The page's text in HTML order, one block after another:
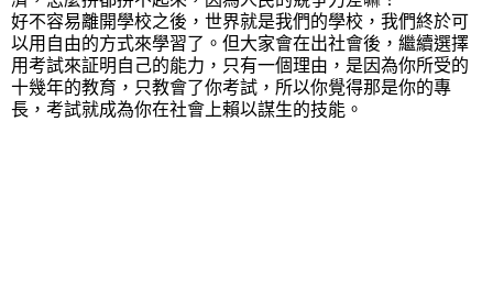
好不容易離開學校之後，世界就是我們的學校，我們終於可
以用自由的方式來學習了。但大家會在出社會後，繼續選擇
用考試來証明自己的能力，只有一個理由，是因為你所受的
十幾年的教育，只教會了你考試，所以你覺得那是你的專
長，考試就成為你在社會上賴以謀生的技能。